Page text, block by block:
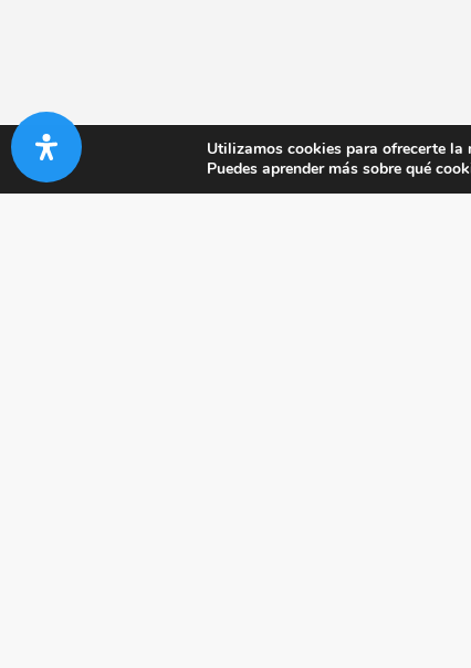
Utilizamos cookies para ofrecerte la
Puedes aprender más sobre qué